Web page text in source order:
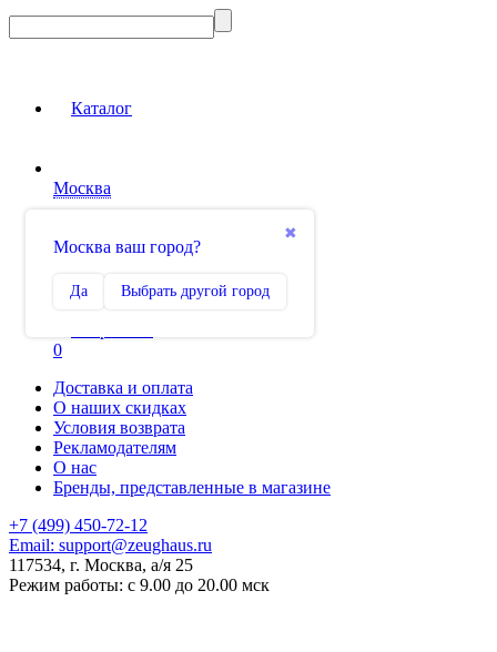
Каталог
Москва
✖
Москва ваш город?
Да Выбрать другой город
Сравнение
0
Доставка и оплата
О наших скидках
Условия возврата
Рекламодателям
О нас
Бренды, представленные в магазине
+7 (499) 450-72-12
Email: support@zeughaus.ru
117534, г. Москва, а/я 25
Режим работы: с 9.00 до 20.00 мск